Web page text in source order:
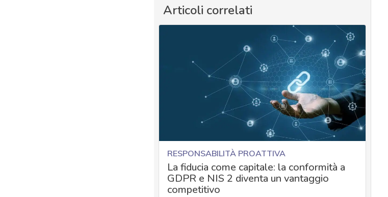
Articoli correlati
RESPONSABILITÀ PROATTIVA
La fiducia come capitale: la conformità a
GDPR e NIS 2 diventa un vantaggio
competitivo